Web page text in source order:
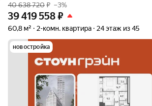
40 638 720₽ –3%
39 419 558₽
60,8 м² 2-комн. квартира 24 этаж из 45
новостройка